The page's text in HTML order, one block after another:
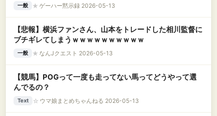
一般 ★ ゲーハー黙示録 2026-05-13
【悲報】横浜ファンさん、山本をトレードした相川監督に
ブチギレてしまうｗｗｗｗｗｗｗｗｗｗ
一般 ★ なんJクエスト 2026-05-13
【競馬】POGって一度も走ってない馬ってどうやって選
んでるの？
Text ☆ ウマ娘まとめちゃんねる 2026-05-13